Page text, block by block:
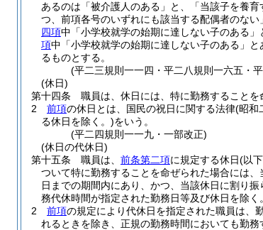
あるのは「被介護人のある」と、「当該子を養
つ、前項各号のいずれにも該当する配偶者のな
四項中「小学校就学の始期に達しない子のある
項中「小学校就学の始期に達しない子のある」
るものとする。
(平二三規則一一四・平二八規則一六五・
(休日)
第十四条
職員は、休日には、特に勤務すること
2
前項の休日とは、国民の祝日に関する法律(昭和
る休日を除く。)をいう。
(平二四規則一一九・一部改正)
(休日の代休日)
第十五条
職員は、 前条第二項に規定する休日(以
ついて特に勤務することを命ぜられた場合には
日までの期間内にあり、かつ、当該休日に割り
務代休時間が指定された勤務日等及び休日を除く
2
前項の規定により代休日を指定された職員は、
れるときを除き、正規の勤務時間においても勤務